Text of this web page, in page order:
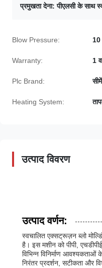
प्रमुखता देना: पीएलसी के साथ
Blow Pressure: 10
Warranty: 1
Plc Brand:
Heating System:
उत्पाद विवरण
उत्पाद वर्णन:
स्वचालित एक्सट्रूज़न ब्लो
है। इस मशीन को पीपी,
विभिन्न विनिर्माण
निरंतर प्रदर्शन, सटीकता और